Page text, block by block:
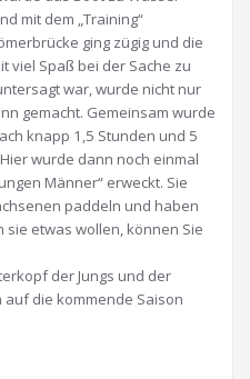
mit dem „Training“
ging zügig und die
viel Spaß bei der Sache zu
war, wurde nicht nur
gemacht. Gemeinsam wurde
knapp 1,5 Stunden und 5
wurde dann noch einmal
Männer“ erweckt. Sie
paddeln und haben
sie etwas wollen, können Sie
der Jungs und der
die kommende Saison